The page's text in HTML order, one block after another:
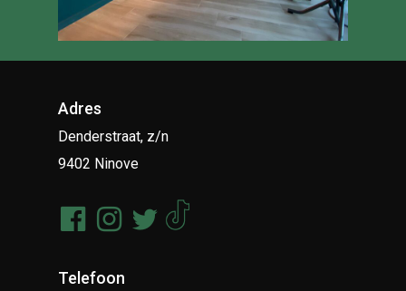
Adres
Denderstraat, z/n
9402 Ninove
Telefoon